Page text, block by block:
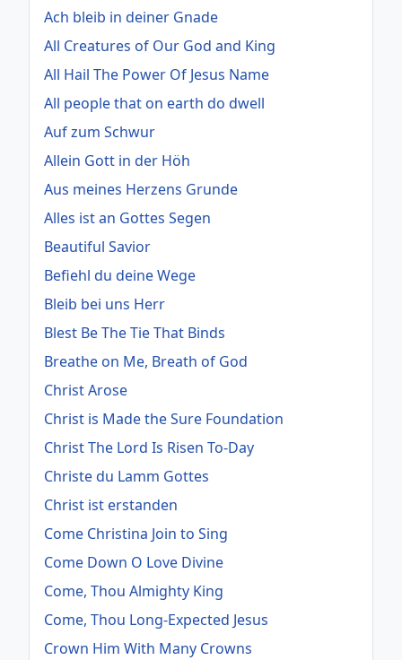
Ach bleib in deiner Gnade
All Creatures of Our God and King
All Hail The Power Of Jesus Name
All people that on earth do dwell
Auf zum Schwur
Allein Gott in der Höh
Aus meines Herzens Grunde
Alles ist an Gottes Segen
Beautiful Savior
Befiehl du deine Wege
Bleib bei uns Herr
Blest Be The Tie That Binds
Breathe on Me, Breath of God
Christ Arose
Christ is Made the Sure Foundation
Christ The Lord Is Risen To-Day
Christe du Lamm Gottes
Christ ist erstanden
Come Christina Join to Sing
Come Down O Love Divine
Come, Thou Almighty King
Come, Thou Long-Expected Jesus
Crown Him With Many Crowns